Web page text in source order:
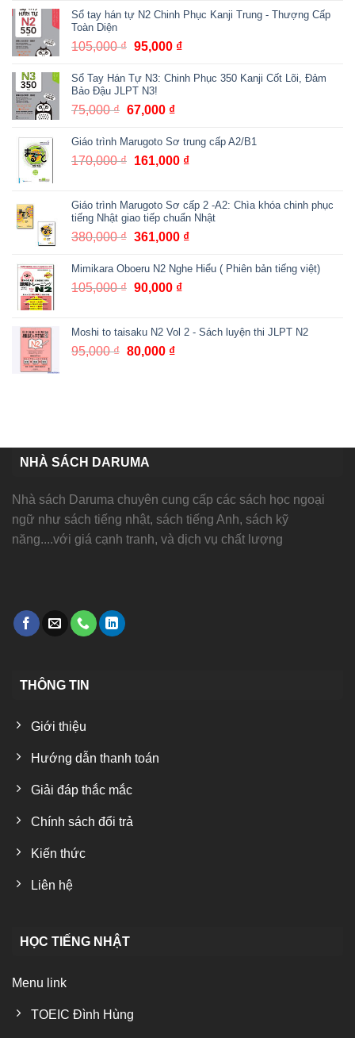
140,000 ₫.là:
Sổ tay hán tự N2 Chinh Phục Kanji Trung - Thượng Cấp
Toàn Diện
105,000₫ Giá
là:
105,000 ₫.
95,000 ₫Giá
tại
Sổ Tay Hán Tự N3: Chinh Phục 350 Kanji Cốt Lõi, Đảm
Bảo Đậu JLPT N3!
75,000₫ Giá
là:
75,000 ₫.
67,000 ₫Giá
tại
là:
Giáo trình Marugoto Sơ trung cấp A2/B1
170,000₫ Giá
170,000 ₫.
161,000 ₫Giá
là:
161,000 ₫.
Giáo trình Marugoto Sơ cấp 2 -A2: Chìa khóa chinh phục
tiếng Nhật giao tiếp chuẩn Nhật
380,000₫ Giá
là:
380,000 ₫.
361,000 ₫Giá
tại
Mimikara Oboeru N2 Nghe Hiểu ( Phiên bản tiếng việt)
105,000₫ Giá
105,000 ₫.
90,000 ₫Giá
là:
Moshi to taisaku N2 Vol 2 - Sách luyện thi JLPT N2
95,000₫ Giá
80,000 ₫Giá
NHÀ SÁCH DARUMA
Nhà sách Daruma chuyên cung cấp các sách học ngoại
ngữ như sách tiếng nhật, sách tiếng Anh, sách kỹ
năng....với giá cạnh tranh, và dịch vụ chất lượng
THÔNG TIN
Giới thiệu
Hướng dẫn thanh toán
Giải đáp thắc mắc
Chính sách đổi trả
Kiến thức
Liên hệ
HỌC TIẾNG NHẬT
Menu link
TOEIC Đình Hùng